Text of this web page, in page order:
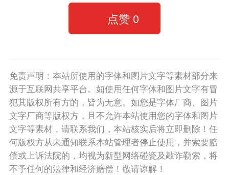
点赞 0
免责声明：本站所使用的字体和图片文字等素材部分来
源于互联网共享平台。如使用任何字体和图片文字有冒
犯其版权所有方的，皆为无意。如您是字体厂商、图片
文字厂商等版权方，且不允许本站使用您的字体和图片
文字等素材，请联系我们，本站核实后将立即删除！任
何版权方从未通知联系本站管理者停止使用，并索要赔
偿或上诉法院的，均视为新型网络碰瓷及敲诈勒索，将
不予任何的法律和经济赔偿！敬请谅解！